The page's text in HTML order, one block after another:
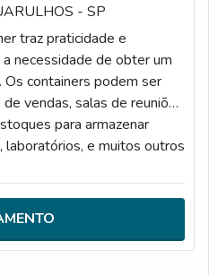
- SP
traz praticidade e
necessidade de obter um
containers podem ser
vendas, salas de reuniões
para armazenar
laboratórios, e muitos outros
DETALHES ACERCA
revestidos em PVC,